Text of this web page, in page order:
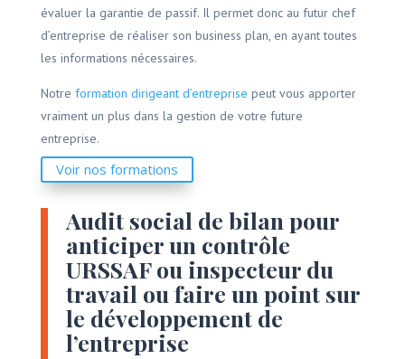
évaluer la garantie de passif. Il permet donc au futur chef
d’entreprise de réaliser son business plan, en ayant toutes
les informations nécessaires.
Notre formation dirigeant d’entreprise peut vous apporter
vraiment un plus dans la gestion de votre future
entreprise.
Voir nos formations
Audit social de bilan pour
anticiper un contrôle
URSSAF ou inspecteur du
travail ou faire un point sur
le développement de
l’entreprise